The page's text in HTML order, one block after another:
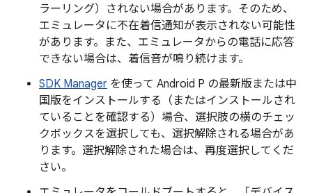
ラーリング）されない場合があります。 そのため、
エミュレータに不在着信通知が表示されない可能性
があります。また、エミュレータからの電話に応答
できない場合は、着信音が鳴り続けます。
SDK Manager を使って Android P の最新版または中
国版をインストールする（またはインストールされ
ていることを確認する）場合、選択肢の横のチェッ
クボックスを選択しても、選択解除される場合があ
ります。選択解除された場合は、再度選択してくだ
さい。